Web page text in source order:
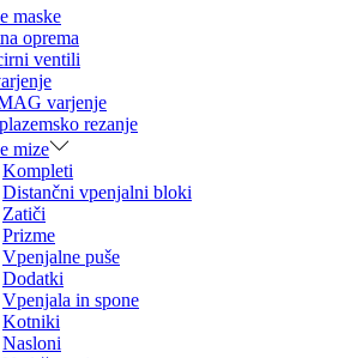
maske
oprema
ventili
varjenje
rezanje
mize
Kompleti
Distančni vpenjalni bloki
Zatiči
Prizme
Vpenjalne puše
Dodatki
Vpenjala in spone
Kotniki
Nasloni